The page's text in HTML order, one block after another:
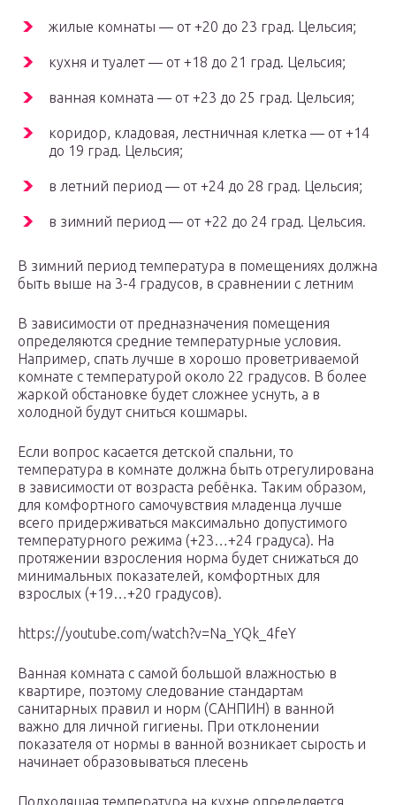
жилые комнаты — от +20 до 23 град. Цельсия;
кухня и туалет — от +18 до 21 град. Цельсия;
ванная комната — от +23 до 25 град. Цельсия;
коридор, кладовая, лестничная клетка — от +14
до 19 град. Цельсия;
в летний период — от +24 до 28 град. Цельсия;
в зимний период — от +22 до 24 град. Цельсия.
В зимний период температура в помещениях должна
быть выше на 3-4 градусов, в сравнении с летним
В зависимости от предназначения помещения
определяются средние температурные условия.
Например, спать лучше в хорошо проветриваемой
комнате с температурой около 22 градусов. В более
жаркой обстановке будет сложнее уснуть, а в
холодной будут сниться кошмары.
Если вопрос касается детской спальни, то
температура в комнате должна быть отрегулирована
в зависимости от возраста ребёнка. Таким образом,
для комфортного самочувствия младенца лучше
всего придерживаться максимально допустимого
температурного режима (+23…+24 градуса). На
протяжении взросления норма будет снижаться до
минимальных показателей, комфортных для
взрослых (+19…+20 градусов).
https://youtube.com/watch?v=Na_YQk_4feY
Ванная комната с самой большой влажностью в
квартире, поэтому следование стандартам
санитарных правил и норм (САНПИН) в ванной
важно для личной гигиены. При отклонении
показателя от нормы в ванной возникает сырость и
начинает образовываться плесень
Подходящая температура на кухне определяется